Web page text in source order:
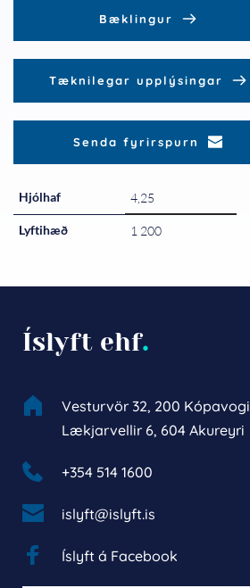
Bæklingur
Tæknilegar upplýsingar
Senda fyrirspurn
Hjólhaf 4,25
Lyftihæð 1 200
Íslyft ehf.
Vesturvör 32, 200 Kópavogi
Lækjarvellir 6, 604 Akureyri
+354 514 1600
islyft@islyft.is
Íslyft á Facebook